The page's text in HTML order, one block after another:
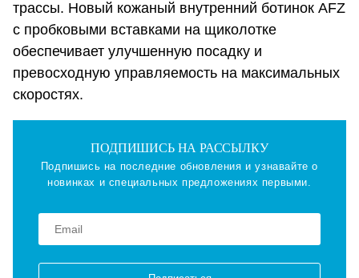
трассы. Новый кожаный внутренний ботинок AFZ
с пробковыми вставками на щиколотке
обеспечивает улучшенную посадку и
превосходную управляемость на максимальных
скоростях.
ПОДПИШИСЬ НА РАССЫЛКУ
Подпишись на последние обновления и узнавайте о
новинках и специальных предложениях первыми.